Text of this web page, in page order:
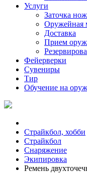
Услуги
Заточка
Оружейная
Доставка
Прием
Фейерверки
Сувениры
Тир
Обучение на
Страйкбол, хобби
Страйкбол
Снаряжение
Экипировка
Ремень